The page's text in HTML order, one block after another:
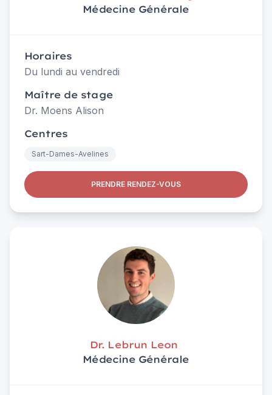
Médecine Générale
Horaires
Du lundi au vendredi
Maître de stage
Dr. Moens Alison
Centres
Sart-Dames-Avelines
PRENDRE RENDEZ-VOUS
Dr. Lebrun Leon
Médecine Générale